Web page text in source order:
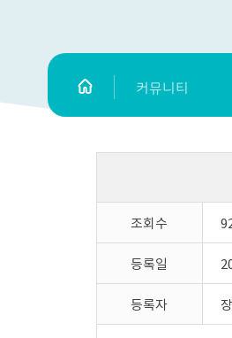
커뮤니티
조회수
등록일
등록자